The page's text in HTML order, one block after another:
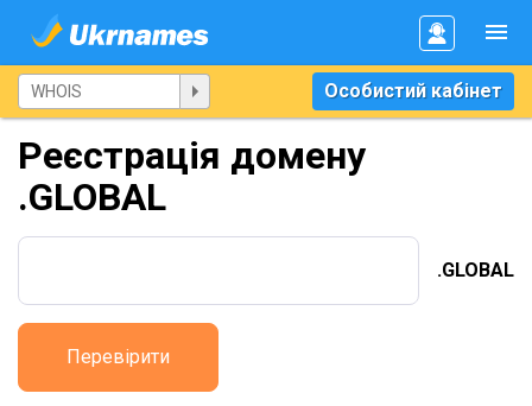
Особистий кабінет
Реєстрація домену
.GLOBAL
.GLOBAL
Перевірити